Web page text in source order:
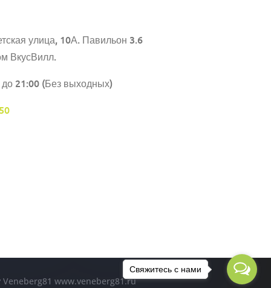
улица, 10А. Павильон 3.6
ВкусВилл.
21:00 (Без выходных)
www.veneberg81.ru
Свяжитесь с нами